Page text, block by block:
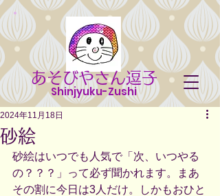
あそびやさん逗子
Shinjyuku-Zushi
砂絵
2024年11月18日
砂絵はいつでも人気で「次、いつやる
の？？？」って必ず聞かれます。まあ
その割に今日は3人だけ。しかもおひと